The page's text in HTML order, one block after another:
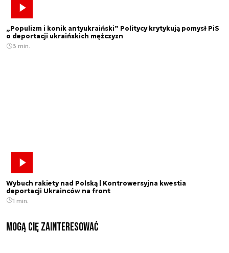
„Populizm i konik antyukraiński” Politycy krytykują pomysł PiS
o deportacji ukraińskich mężczyzn
3 min.
Wybuch rakiety nad Polską | Kontrowersyjna kwestia
deportacji Ukrainców na front
1 min.
Mogą Cię zainteresować